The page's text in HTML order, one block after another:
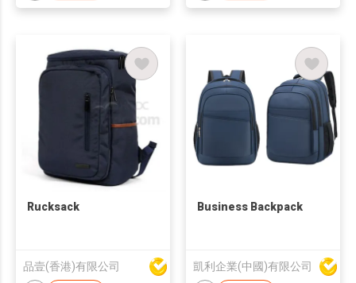
Rucksack
品壹(香港)有限公司
Business Backpack
凱利企業(中國)有限公司